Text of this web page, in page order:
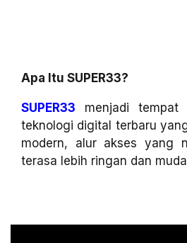
Apa Itu SUPER33?
SUPER33 menjadi
teknologi digital terbaru
modern, alur akses yang
terasa lebih ringan dan